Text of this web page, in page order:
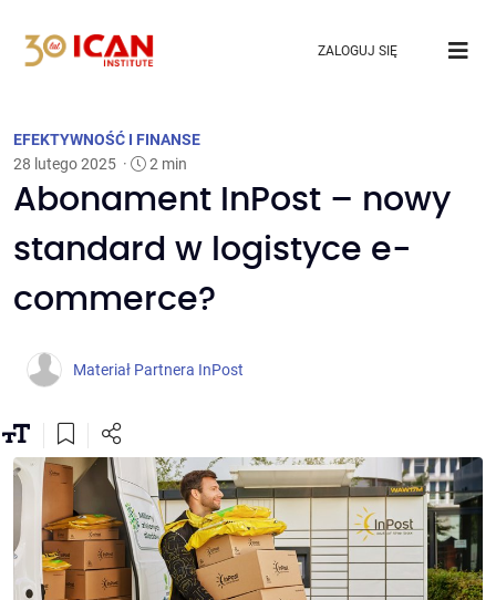
ZALOGUJ SIĘ
EFEKTYWNOŚĆ I FINANSE
28 lutego 2025 · 2 min
Abonament InPost – nowy
standard w logistyce e-
commerce?
Materiał Partnera InPost